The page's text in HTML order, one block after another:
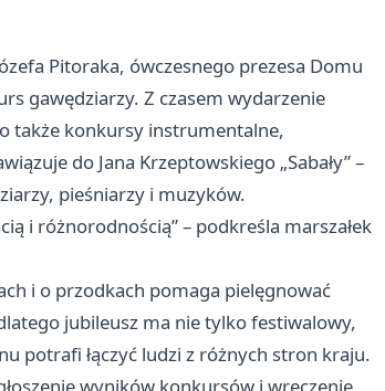
Pitoraka, ówczesnego prezesa Domu
gawędziarzy. Z czasem wydarzenie
także konkursy instrumentalne,
do Jana Krzeptowskiego „Sabały” –
pieśniarzy i muzyków.
i różnorodnością” – podkreśla marszałek
i o przodkach pomaga pielęgnować
jubileusz ma nie tylko festiwalowy,
potrafi łączyć ludzi z różnych stron kraju.